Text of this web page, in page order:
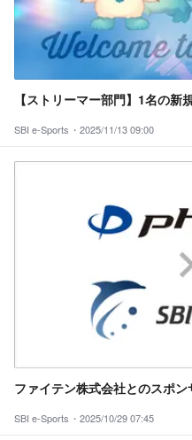
【ストリーマー部門】1名の新
SBI e-Sports・ 2025/11/13 09:00
ファイテン株式会社とのスポ
SBI e-Sports・ 2025/10/29 07:45